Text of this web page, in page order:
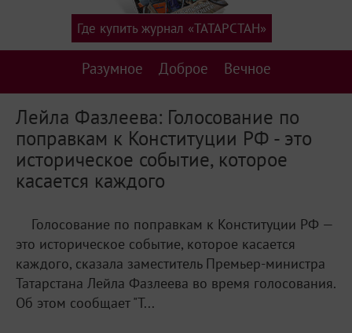
Разумное Доброе Вечное
Где купить журнал «ТАТАРСТАН»
Лейла Фазлеева: Голосование по
поправкам к Конституции РФ - это
историческое событие, которое
касается каждого
Голосование по поправкам к Конституции РФ —
это историческое событие, которое касается
каждого, сказала заместитель Премьер-министра
Татарстана Лейла Фазлеева во время голосования.
Об этом сообщает "Т...